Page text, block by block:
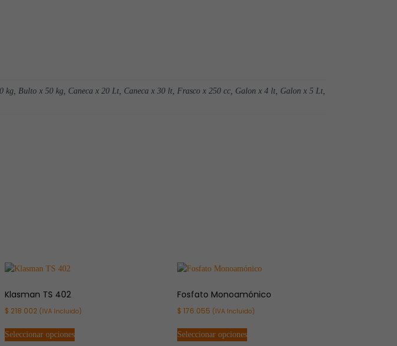
Bulto x 50 kg, Caneca x 20 Lt, Caneca x 30 lt, Frasco x 250 cc, Galon x 4 lt, Galon x 5 Lt,
Klasman TS 402
$ 218.002 (IVA Incluido)
Seleccionar opciones
Fosfato Monoamónico
$ 176.055 (IVA Incluido)
Seleccionar opciones